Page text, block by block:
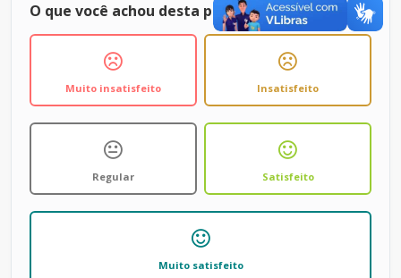
O que você achou desta página ?
Muito insatisfeito Insatisfeito
Regular Satisfeito
Muito satisfeito